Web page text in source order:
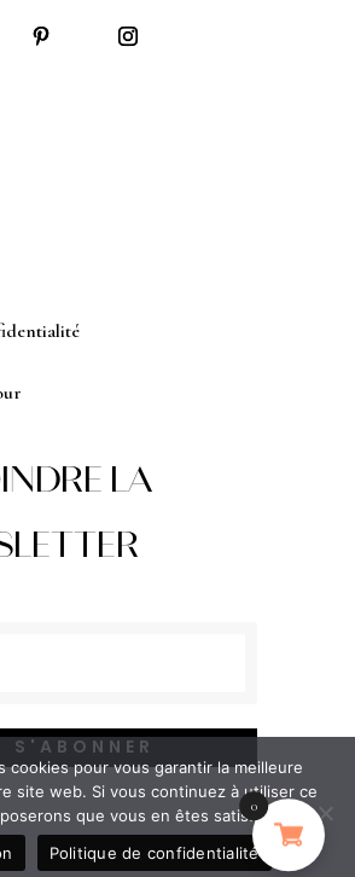
LA
S'ABONNER
0
cookies pour vous garantir la meilleure
site web. Si vous continuez à utiliser ce
que vous en êtes satisfait.
Politique de confidentialité